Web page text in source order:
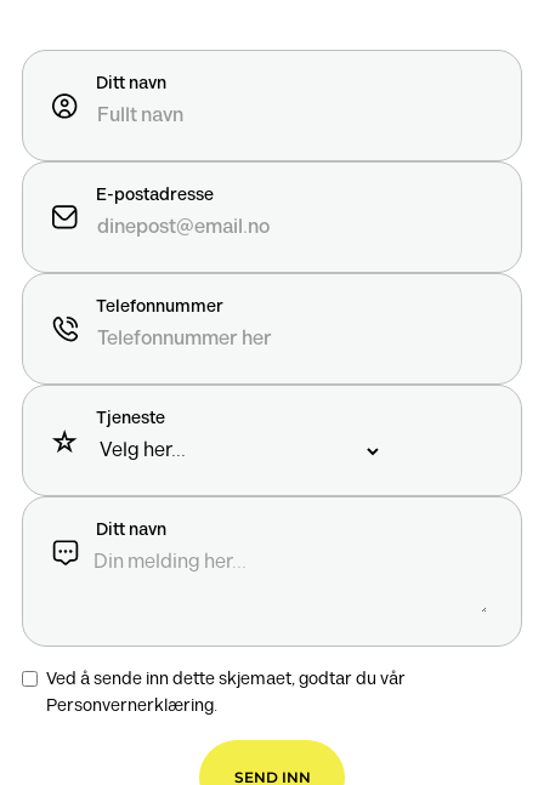
Ditt navn
E-postadresse
Telefonnummer
Tjeneste
Ditt navn
Ved å sende inn dette skjemaet, godtar du vår
Personvernerklæring.